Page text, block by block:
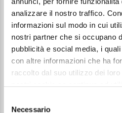
analizzare il nostro traffico.
informazioni sul modo in cui
nostri partner che si occupano
pubblicità e social media, i
con altre informazioni che ha
raccolto dal suo utilizzo dei
Necessario
Condividi questo
Facebook WhatsApp
Prodotti Pulizia